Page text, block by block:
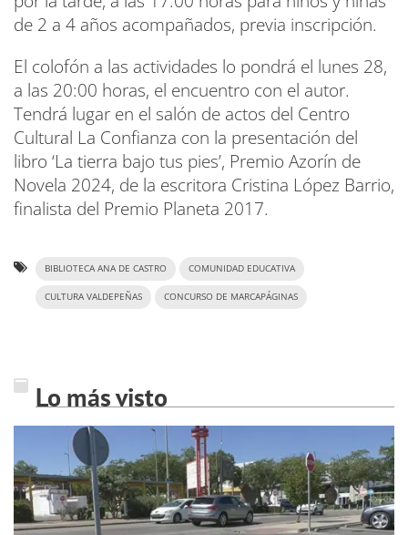
de 2 a 4 años acompañados, previa inscripción.
El colofón a las actividades lo pondrá el lunes 28,
a las 20:00 horas, el encuentro con el autor.
Tendrá lugar en el salón de actos del Centro
Cultural La Confianza con la presentación del
libro ‘La tierra bajo tus pies’, Premio Azorín de
Novela 2024, de la escritora Cristina López Barrio,
finalista del Premio Planeta 2017.
BIBLIOTECA ANA DE CASTRO COMUNIDAD EDUCATIVA
CULTURA VALDEPEÑAS CONCURSO DE MARCAPÁGINAS
Lo más visto